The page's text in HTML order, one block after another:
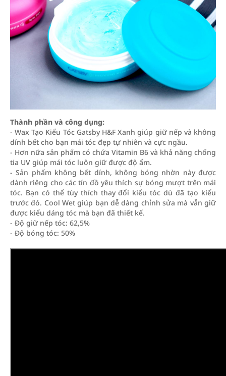
Thành phần và công dụng:
- Wax Tạo Kiểu Tóc Gatsby H&F Xanh giúp giữ nếp và không
dính bết cho bạn mái tóc đẹp tự nhiên và cực ngầu.
- Hơn nữa sản phẩm có chứa Vitamin B6 và khả năng chống
tia UV giúp mái tóc luôn giữ được độ ẩm.
- Sản phẩm không bết dính, không bóng nhờn này được
dành riêng cho các tín đồ yêu thích sự bóng mượt trên mái
tóc. Bạn có thể tùy thích thay đổi kiểu tóc dù đã tạo kiểu
trước đó. Cool Wet giúp bạn dễ dàng chỉnh sửa mà vẫn giữ
được kiểu dáng tóc mà bạn đã thiết kế.
- Độ giữ nếp tóc: 62,5%
- Độ bóng tóc: 50%